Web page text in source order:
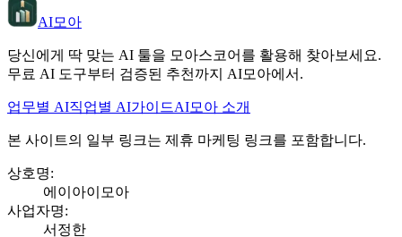
AI모아
당신에게 딱 맞는 AI 툴을 모아스코어를 활용해 찾아보세요.
무료 AI 도구부터 검증된 추천까지 AI모아에서.
업무별 AI직업별 AI가이드AI모아 소개
본 사이트의 일부 링크는 제휴 마케팅 링크를 포함합니다.
상호명:
에이아이모아
사업자명:
서정한